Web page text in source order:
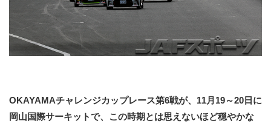
OKAYAMAチャレンジカップレース第6戦が、11月19～20日に
岡山国際サーキットで、この時期とは思えないほど穏やかな